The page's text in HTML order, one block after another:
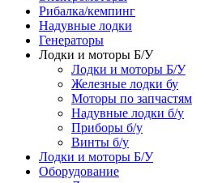
Рибалка/кемпинг
Надувные лодки
Генераторы
Лодки и моторы Б/У
Лодки и моторы Б/У
Железные лодки бу
Моторы по запчастям
Надувные лодки б/у
Приборы б/у
Винты б/у
Лодки и моторы Б/У
Оборудование